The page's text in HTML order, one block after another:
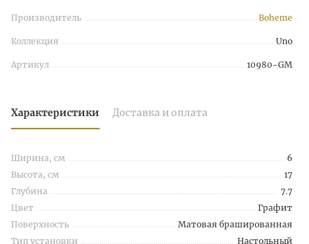
Производитель Boheme
Коллекция Uno
Артикул 10980-GM
Характеристики Доставка и оплата
Ширина, см
6
Высота, см
17
Глубина
7.7
Цвет
Графит
Поверхность
Матовая брашированная
Тип установки
Настольный